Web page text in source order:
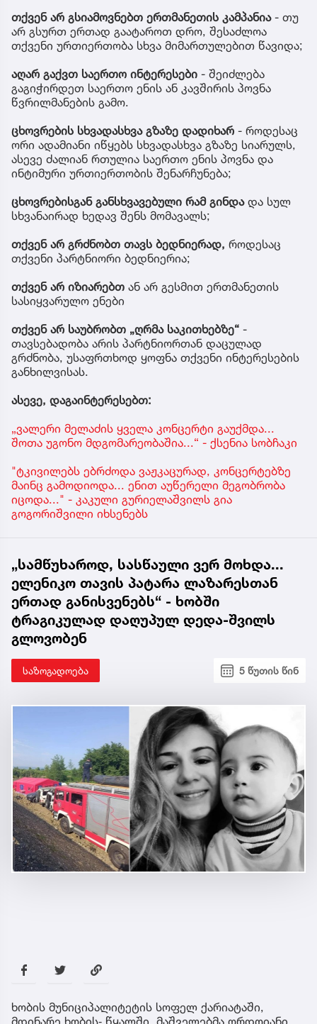
თქვენ არ გსიამოვნებთ ერთმანეთის კამპანია - თუ
არ გსურთ ერთად გაატაროთ დრო, შესაძლოა
თქვენი ურთიერთობა სხვა მიმართულებით წავიდა;
აღარ გაქვთ საერთო ინტერესები - შეიძლება
გაგიჭირდეთ საერთო ენის ან კავშირის პოვნა
წვრილმანების გამო.
ცხოვრების სხვადასხვა გზაზე დადიხარ - როდესაც
ორი ადამიანი იწყებს სხვადასხვა გზაზე სიარულს,
ასევე ძალიან რთულია საერთო ენის პოვნა და
ინტიმური ურთიერთობის შენარჩუნება;
ცხოვრებისგან განსხვავებული რამ გინდადა სულ
სხვანაირად ხედავ შენს მომავალს;
თქვენ არ გრძნობთ თავს ბედნიერად, როდესაც
თქვენი პარტნიორი ბედნიერია;
თქვენ არ იზიარებთ ან არ გესმით ერთმანეთის
სასიყვარულო ენები
თქვენ არ საუბრობთ „ღრმა საკითხებზე“ -
თავსებადობა არის პარტნიორთან დაცულად
გრძნობა, უსაფრთხოდ ყოფნა თქვენი ინტერესების
განხილვისას.
ასევე, დაგაინტერესებთ:
„ვალერი მელაძის ყველა კონცერტი გაუქმდა...
შოთა უგონო მდგომარეობაშია...“ - ქსენია სობჩაკი
"ტკივილებს ებრძოდა ვაჟკაცურად, კონცერტებზე
მაინც გამოდიოდა... ენით აუწერელი მეგობრობა
იცოდა..." - კაკული გურიელაშვილს გია
გოგორიშვილი იხსენებს
„სამწუხაროდ, სასწაული ვერ მოხდა...
ელენიკო თავის პატარა ლაზარესთან
ერთად განისვენებს“ - ხობში
ტრაგიკულად დაღუპულ დედა-შვილს
გლოვობენ
საზოგადოება 5 წუთის წინ
ხობის მუნიციპალიტეტის სოფელ ქარიატაში,
მდინარე ხობის‐ წყალში, მაშველებმა ორდღიანი